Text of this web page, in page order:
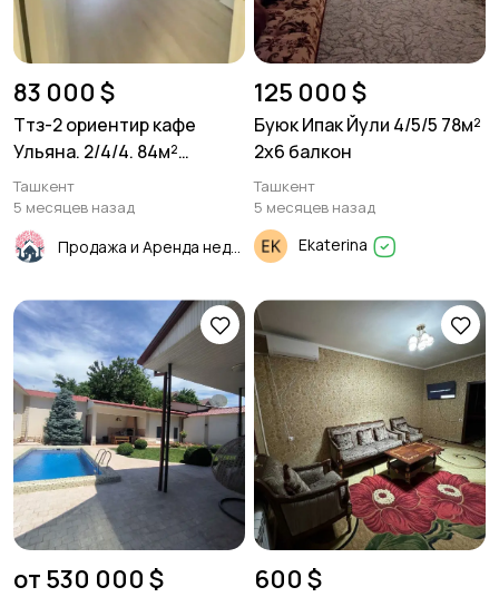
83 000 $
Ттз-2 ориентир кафе
Ульяна. 2/4/4. 84м²
Новостройка
Ташкент
5 месяцев назад
125 000 $
Буюк Ипак Йули 4/5/5 78м²
2х6 балкон
Ташкент
5 месяцев назад
Ekaterina
от 530 000 $ 600 $